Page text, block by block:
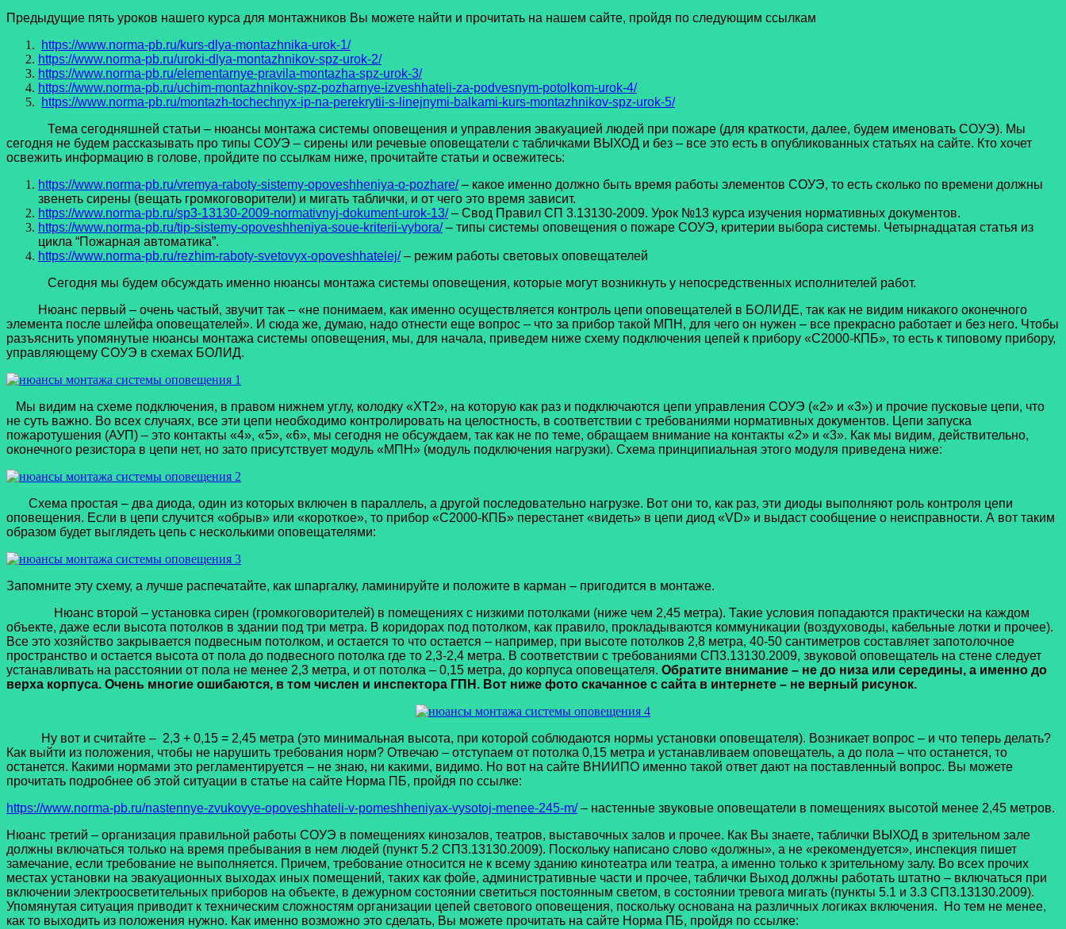
Предыдущие пять уроков нашего курса для монтажников Вы можете найти и прочитать на нашем сайте, пройдя по следующим ссылкам
https://www.norma-pb.ru/kurs-dlya-montazhnika-urok-1/
https://www.norma-pb.ru/uroki-dlya-montazhnikov-spz-urok-2/
https://www.norma-pb.ru/elementarnye-pravila-montazha-spz-urok-3/
https://www.norma-pb.ru/uchim-montazhnikov-spz-pozharnye-izveshhateli-za-podvesnym-potolkom-urok-4/
https://www.norma-pb.ru/montazh-tochechnyx-ip-na-perekrytii-s-linejnymi-balkami-kurs-montazhnikov-spz-urok-5/
Тема сегодняшней статьи – нюансы монтажа системы оповещения и управления эвакуацией людей при пожаре (для краткости, далее, будем именовать СОУЭ). Мы
сегодня не будем рассказывать про типы СОУЭ – сирены или речевые оповещатели с табличками ВЫХОД и без – все это есть в опубликованных статьях на сайте. Кто хочет
освежить информацию в голове, пройдите по ссылкам ниже, прочитайте статьи и освежитесь:
https://www.norma-pb.ru/vremya-raboty-sistemy-opoveshheniya-o-pozhare/– какое именно должно быть время работы элементов СОУЭ, то есть сколько по времени должны
звенеть сирены (вещать громкоговорители) и мигать таблички, и от чего это время зависит.
https://www.norma-pb.ru/sp3-13130-2009-normativnyj-dokument-urok-13/– Свод Правил СП 3.13130-2009. Урок №13 курса изучения нормативных документов.
https://www.norma-pb.ru/tip-sistemy-opoveshheniya-soue-kriterii-vybora/– типы системы оповещения о пожаре СОУЭ, критерии выбора системы. Четырнадцатая статья из
цикла “Пожарная автоматика”.
https://www.norma-pb.ru/rezhim-raboty-svetovyx-opoveshhatelej/– режим работы световых оповещателей
Сегодня мы будем обсуждать именно нюансы монтажа системы оповещения, которые могут возникнуть у непосредственных исполнителей работ.
Нюанс первый – очень частый, звучит так – «не понимаем, как именно осуществляется контроль цепи оповещателей в БОЛИДЕ, так как не видим никакого оконечного
элемента после шлейфа оповещателей». И сюда же, думаю, надо отнести еще вопрос – что за прибор такой МПН, для чего он нужен – все прекрасно работает и без него. Чтобы
разъяснить упомянутые нюансы монтажа системы оповещения, мы, для начала, приведем ниже схему подключения цепей к прибору «С2000-КПБ», то есть к типовому прибору,
управляющему СОУЭ в схемах БОЛИД.
Мы видим на схеме подключения, в правом нижнем углу, колодку «ХТ2», на которую как раз и подключаются цепи управления СОУЭ («2» и «3») и прочие пусковые цепи, что
не суть важно. Во всех случаях, все эти цепи необходимо контролировать на целостность, в соответствии с требованиями нормативных документов. Цепи запуска
пожаротушения (АУП) – это контакты «4», «5», «6», мы сегодня не обсуждаем, так как не по теме, обращаем внимание на контакты «2» и «3». Как мы видим, действительно,
оконечного резистора в цепи нет, но зато присутствует модуль «МПН» (модуль подключения нагрузки). Схема принципиальная этого модуля приведена ниже:
Схема простая – два диода, один из которых включен в параллель, а другой последовательно нагрузке. Вот они то, как раз, эти диоды выполняют роль контроля цепи
оповещения. Если в цепи случится «обрыв» или «короткое», то прибор «С2000-КПБ» перестанет «видеть» в цепи диод «VD» и выдаст сообщение о неисправности. А вот таким
образом будет выглядеть цепь с несколькими оповещателями:
Запомните эту схему, а лучше распечатайте, как шпаргалку, ламинируйте и положите в карман – пригодится в монтаже.
Нюанс второй – установка сирен (громкоговорителей) в помещениях с низкими потолками (ниже чем 2,45 метра). Такие условия попадаются практически на каждом
объекте, даже если высота потолков в здании под три метра. В коридорах под потолком, как правило, прокладываются коммуникации (воздуховоды, кабельные лотки и прочее).
Все это хозяйство закрывается подвесным потолком, и остается то что остается – например, при высоте потолков 2,8 метра, 40-50 сантиметров составляет запотолочное
пространство и остается высота от пола до подвесного потолка где то 2,3-2,4 метра. В соответствии с требованиями СП3.13130.2009, звуковой оповещатель на стене следует
устанавливать на расстоянии от пола не менее 2,3 метра, и от потолка – 0,15 метра, до корпуса оповещателя. Обратите внимание – не до низа или середины, а именно до
верха корпуса. Очень многие ошибаются, в том числен и инспектора ГПН. Вот ниже фото скачанное с сайта в интернете – не верный рисунок.
Ну вот и считайте – 2,3 + 0,15 = 2,45 метра (это минимальная высота, при которой соблюдаются нормы установки оповещателя). Возникает вопрос – и что теперь делать?
Как выйти из положения, чтобы не нарушить требования норм? Отвечаю – отступаем от потолка 0,15 метра и устанавливаем оповещатель, а до пола – что останется, то
останется. Какими нормами это регламентируется – не знаю, ни какими, видимо. Но вот на сайте ВНИИПО именно такой ответ дают на поставленный вопрос. Вы можете
прочитать подробнее об этой ситуации в статье на сайте Норма ПБ, пройдя по ссылке:
https://www.norma-pb.ru/nastennye-zvukovye-opoveshhateli-v-pomeshheniyax-vysotoj-menee-245-m/– настенные звуковые оповещатели в помещениях высотой менее 2,45 метров.
Нюанс третий – организация правильной работы СОУЭ в помещениях кинозалов, театров, выставочных залов и прочее. Как Вы знаете, таблички ВЫХОД в зрительном зале
должны включаться только на время пребывания в нем людей (пункт 5.2 СП3.13130.2009). Поскольку написано слово «должны», а не «рекомендуется», инспекция пишет
замечание, если требование не выполняется. Причем, требование относится не к всему зданию кинотеатра или театра, а именно только к зрительному залу. Во всех прочих
местах установки на эвакуационных выходах иных помещений, таких как фойе, административные части и прочее, таблички Выход должны работать штатно – включаться при
включении электроосветительных приборов на объекте, в дежурном состоянии светиться постоянным светом, в состоянии тревога мигать (пункты 5.1 и 3.3 СП3.13130.2009).
Упомянутая ситуация приводит к техническим сложностям организации цепей светового оповещения, поскольку основана на различных логиках включения. Но тем не менее,
как то выходить из положения нужно. Как именно возможно это сделать, Вы можете прочитать на сайте Норма ПБ, пройдя по ссылке: